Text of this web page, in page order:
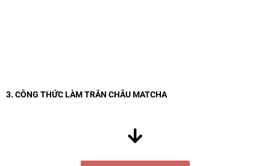
3. CÔNG THỨC LÀM TRÂN CHÂU MATCHA